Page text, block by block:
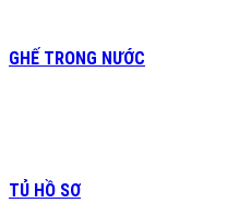
GHẾ TRONG NƯỚC
TỦ HỒ SƠ